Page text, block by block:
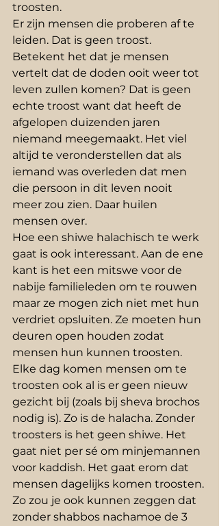
troosten.
Er zijn mensen die proberen af te
leiden. Dat is geen troost.
Betekent het dat je mensen
vertelt dat de doden ooit weer tot
leven zullen komen? Dat is geen
echte troost want dat heeft de
afgelopen duizenden jaren
niemand meegemaakt. Het viel
altijd te veronderstellen dat als
iemand was overleden dat men
die persoon in dit leven nooit
meer zou zien. Daar huilen
mensen over.
Hoe een shiwe halachisch te werk
gaat is ook interessant. Aan de ene
kant is het een mitswe voor de
nabije familieleden om te rouwen
maar ze mogen zich niet met hun
verdriet opsluiten. Ze moeten hun
deuren open houden zodat
mensen hun kunnen troosten.
Elke dag komen mensen om te
troosten ook al is er geen nieuw
gezicht bij (zoals bij sheva brochos
nodig is). Zo is de halacha. Zonder
troosters is het geen shiwe. Het
gaat niet per sé om minjemannen
voor kaddish. Het gaat erom dat
mensen dagelijks komen troosten.
Zo zou je ook kunnen zeggen dat
zonder shabbos nachamoe de 3